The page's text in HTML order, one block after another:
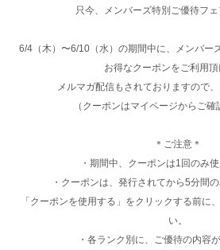
只今、メンバーズ特別ご優待フェ
6/4（木）〜6/10（水）の期間中に、メンバー
お得なクーポンをご利用頂
メルマガ配信もされておりますので
（クーポンはマイページからご確
＊ご注意＊
・期間中、クーポンは1回のみ使
・クーポンは、発行されてから5分間
「クーポンを使用する」をクリックする前に
い。
・各ランク別に、ご優待の内容